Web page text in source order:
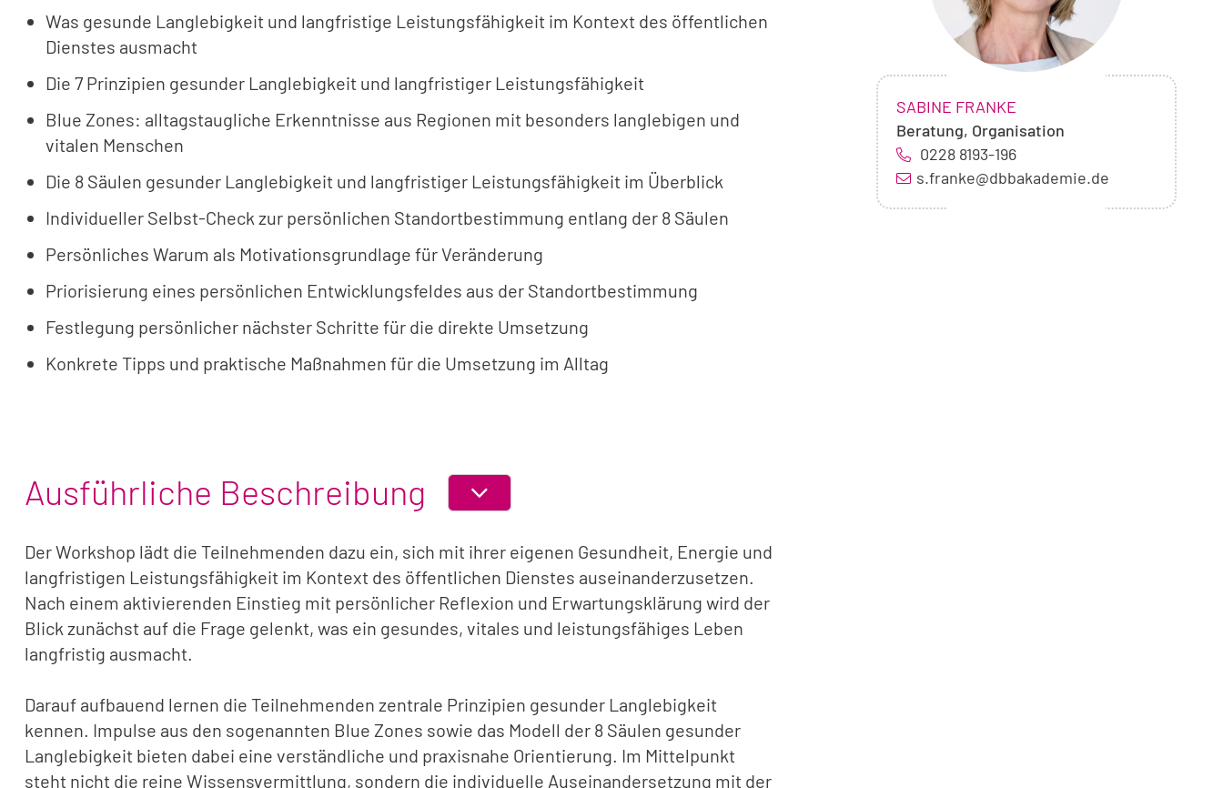
Was gesunde Langlebigkeit und langfristige Leistungsfähigkeit im Kontext des öffentlichen
Dienstes ausmacht
Die 7 Prinzipien gesunder Langlebigkeit und langfristiger Leistungsfähigkeit
Blue Zones: alltagstaugliche Erkenntnisse aus Regionen mit besonders langlebigen und
vitalen Menschen
Die 8 Säulen gesunder Langlebigkeit und langfristiger Leistungsfähigkeit im Überblick
Individueller Selbst-Check zur persönlichen Standortbestimmung entlang der 8 Säulen
Persönliches Warum als Motivationsgrundlage für Veränderung
Priorisierung eines persönlichen Entwicklungsfeldes aus der Standortbestimmung
Festlegung persönlicher nächster Schritte für die direkte Umsetzung
Konkrete Tipps und praktische Maßnahmen für die Umsetzung im Alltag
Ausführliche Beschreibung
ABSCHNITT
ODER
AUSKLAPPEN
Der Workshop lädt die Teilnehmenden dazu ein, sich mit ihrer eigenen Gesundheit, Energie und
langfristigen Leistungsfähigkeit im Kontext des öffentlichen Dienstes auseinanderzusetzen.
Nach einem aktivierenden Einstieg mit persönlicher Reflexion und Erwartungsklärung wird der
Blick zunächst auf die Frage gelenkt, was ein gesundes, vitales und leistungsfähiges Leben
langfristig ausmacht.
Darauf aufbauend lernen die Teilnehmenden zentrale Prinzipien gesunder Langlebigkeit
kennen. Impulse aus den sogenannten Blue Zones sowie das Modell der 8 Säulen gesunder
Langlebigkeit bieten dabei eine verständliche und praxisnahe Orientierung. Im Mittelpunkt
steht nicht die reine Wissensvermittlung, sondern die individuelle Auseinandersetzung mit der
NAME:
SABINE FRANKE
Beratung, Organisation
0228 8193-196
s.franke@dbbakademie.de